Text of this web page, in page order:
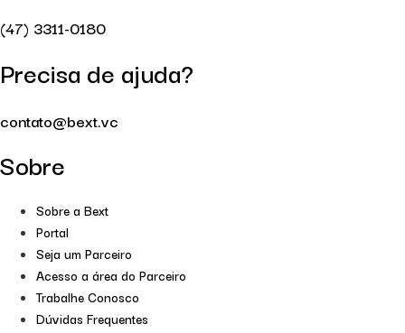
(47) 3311-0180
Precisa de ajuda?
contato@bext.vc
Sobre
Sobre a Bext
Portal
Seja um Parceiro
Acesso a área do Parceiro
Trabalhe Conosco
Dúvidas Frequentes